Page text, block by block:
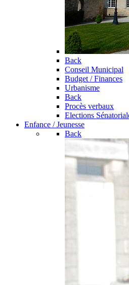
Back
Conseil Municipal
Budget / Finances
Urbanisme
Back
Procès verbaux
Elections
Enfance / Jeunesse
Back